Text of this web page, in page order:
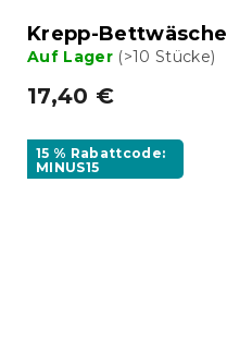
Krepp-Bettwäsche
Auf Lager (>10 Stücke)
17,40 €
15 % Rabattcode:
MINUS15